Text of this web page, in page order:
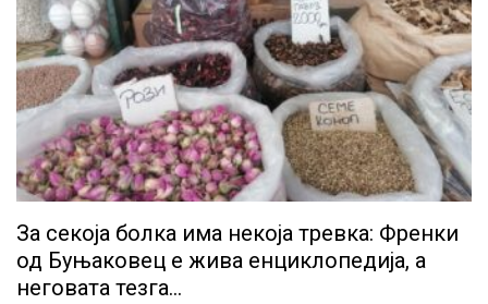
За секоја болка има некоја тревка: Френки
од Буњаковец е жива енциклопедија, а
неговата тезга…